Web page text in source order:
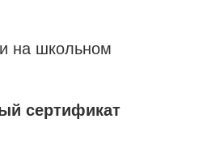
на школьном
сертификат